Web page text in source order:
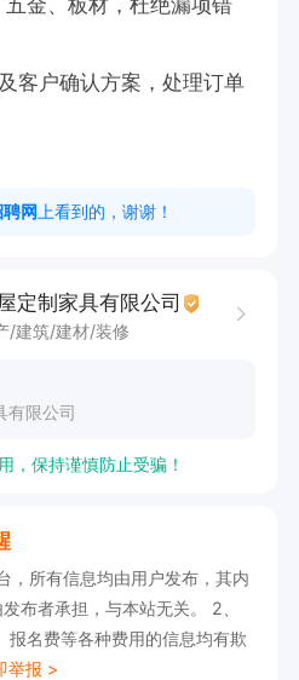
客户确认方案，处理订单
归档及月度对账；
客户报价疑问，把控报价
，熟练电脑操作；
握各类计价方式；
合规，严格执行公司价格
定期复盘优化。
网 上看到的，谢谢！
定制家具有限公司
/建筑/建材/装修
有限公司
，保持谨慎防止受骗！
，所有信息均由用户发布，其内
布者承担，与本站无关。 2、
报名费等各种费用的信息均有欺
举报 >